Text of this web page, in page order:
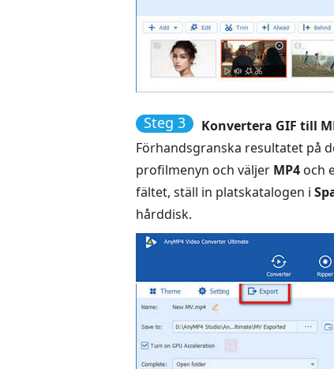
Steg 3
Konvertera GIF till
Förhandsgranska resultatet på
profilmenyn och väljer MP4 och
fältet, ställ in platskatalogen i
hårddisk.